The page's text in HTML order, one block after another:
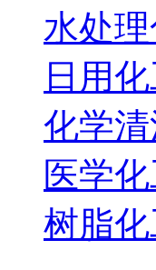
水处
日用
化学
医学
树脂